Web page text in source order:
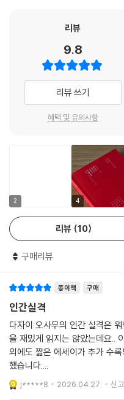
쓰요와의 교제로 인한 가족 불
두 번째 자살 기도는 도쿄대 불
시메코와 가마쿠라 바다에 함께
교환한 지 불과 닷새 만이었다.
머니도, 형들도, 이모도 나에게
과 부담감, 하쓰요에 대한 불만
적으로 시메코는 죽고 다자이는
무거운 자책감을 다룬 작품이다.
신을 그린다는 점에서 〈인간 실
당대의 문호이자 아쿠타가와상
설이기도 하다.
의 실화를 바탕으로 쓰인 〈교겐
서 87퍼센트의 확률로 성공”했
다. 연이은 자살 기도 탓에 일각
의문도 제기되었지만, 그 뒤 입
(絞死) 미수”라고 선명하게 기
세 번째 자살 기도 직후 다자이는
인 파비날에 중독되고 말았다.
절히 바라지만, 끝내 수상하지
리뷰
9.8
리뷰 쓰기
혜택 및 유의사항
2 4
리뷰 10
구매리뷰
종이책 구매
인간실격
다자이 오사무의 인간 실격은
을 재밌게 읽지는 않았는데요..
외에도 짧은 에세이가 추가 수
했습니다....
j*****8 2026.04.27. 신고